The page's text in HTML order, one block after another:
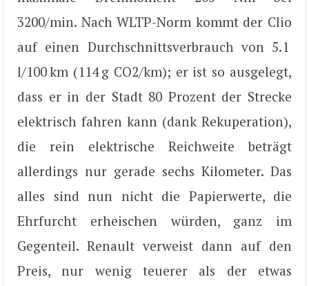
3200/min. Nach WLTP-Norm kommt der Clio
auf einen Durchschnittsverbrauch von 5.1
l/100 km (114 g CO2/km); er ist so ausgelegt,
dass er in der Stadt 80 Prozent der Strecke
elektrisch fahren kann (dank Rekuperation),
die rein elektrische Reichweite beträgt
allerdings nur gerade sechs Kilometer. Das
alles sind nun nicht die Papierwerte, die
Ehrfurcht erheischen würden, ganz im
Gegenteil. Renault verweist dann auf den
Preis, nur wenig teuerer als der etwas